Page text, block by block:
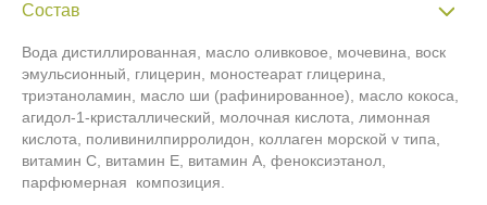
Состав
Вода дистиллированная, масло оливковое, мочевина, воск
эмульсионный, глицерин, моностеарат глицерина,
триэтаноламин, масло ши (рафинированное), масло кокоса,
агидол-1-кристаллический, молочная кислота, лимонная
кислота, поливинилпирролидон, коллаген морской v типа,
витамин С, витамин Е, витамин А, феноксиэтанол,
парфюмерная композиция.